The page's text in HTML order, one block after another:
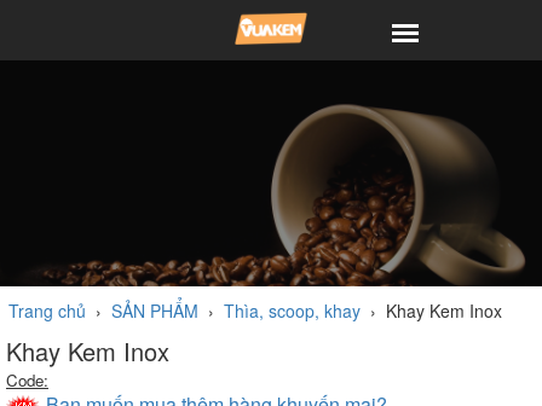
Trang chủ › SẢN PHẨM › Thìa, scoop, khay › Khay Kem Inox
Khay Kem Inox
Code: